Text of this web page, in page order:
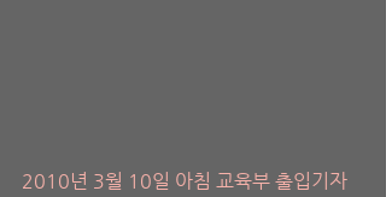
2010년 3월 10일 아침 교육부 출입기자